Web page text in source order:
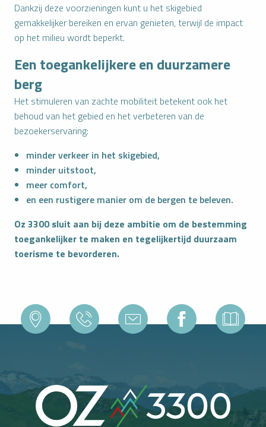
Dankzij deze voorzieningen kunt u het skigebied
gemakkelijker bereiken en ervan genieten, terwijl de impact
op het milieu wordt beperkt.
Een toegankelijkere en duurzamere
berg
Het stimuleren van zachte mobiliteit betekent ook het
behoud van het gebied en het verbeteren van de
bezoekerservaring:
minder verkeer in het skigebied,
minder uitstoot,
meer comfort,
en een rustigere manier om de bergen te beleven.
Oz 3300 sluit aan bij deze ambitie om de bestemming
toegankelijker te maken en tegelijkertijd duurzaam
toerisme te bevorderen.